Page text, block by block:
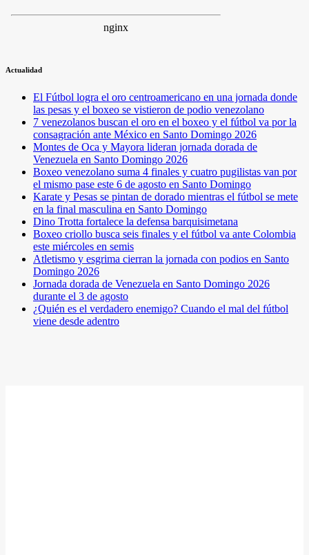
Actualidad
El Fútbol logra el oro centroamericano en una jornada donde
las pesas y el boxeo se vistieron de podio venezolano
7 venezolanos buscan el oro en el boxeo y el fútbol va por la
consagración ante México en Santo Domingo 2026
Montes de Oca y Mayora lideran jornada dorada de
Venezuela en Santo Domingo 2026
Boxeo venezolano suma 4 finales y cuatro pugilistas van por
el mismo pase este 6 de agosto en Santo Domingo
Karate y Pesas se pintan de dorado mientras el fútbol se mete
en la final masculina en Santo Domingo
Dino Trotta fortalece la defensa barquisimetana
Boxeo criollo busca seis finales y el fútbol va ante Colombia
este miércoles en semis
Atletismo y esgrima cierran la jornada con podios en Santo
Domingo 2026
Jornada dorada de Venezuela en Santo Domingo 2026
durante el 3 de agosto
¿Quién es el verdadero enemigo? Cuando el mal del fútbol
viene desde adentro